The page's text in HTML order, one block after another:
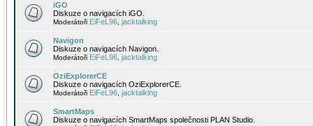
iGO
Diskuze o navigacích iGO.
Moderátoři EiFeL96 jacktalking
Navigon
Diskuze o navigacích Navigon.
Moderátoři EiFeL96 jacktalking
OziExplorerCE
Diskuze o navigacích OziExplorerCE.
Moderátoři EiFeL96 jacktalking
SmartMaps
Diskuze o navigacích SmartMaps společnosti PLAN Studio.